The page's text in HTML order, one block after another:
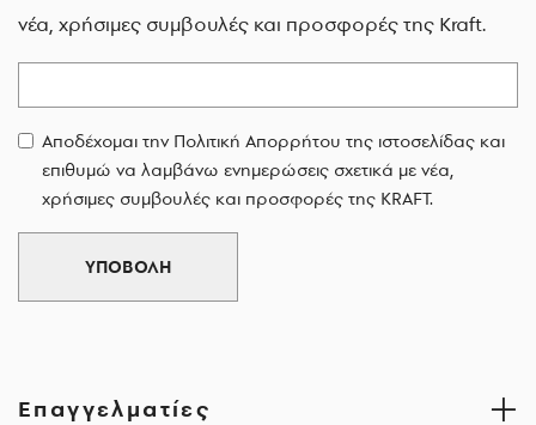
νέα, χρήσιμες συμβουλές και προσφορές της Kraft.
Αποδέχομαι την Πολιτική Απορρήτου της ιστοσελίδας και
επιθυμώ να λαμβάνω ενημερώσεις σχετικά με νέα,
χρήσιμες συμβουλές και προσφορές της KRAFT.
ΥΠΟΒΟΛΗ
Επαγγελματίες